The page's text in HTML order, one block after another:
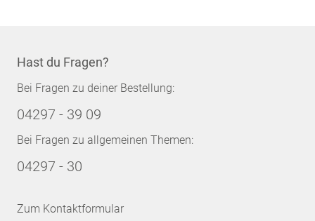
Hast du Fragen?
Bei Fragen zu deiner Bestellung:
04297 - 39 09
Bei Fragen zu allgemeinen Themen:
04297 - 30
Zum Kontaktformular